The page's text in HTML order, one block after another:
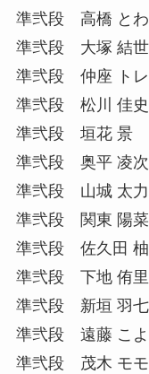
準弐段 高橋 と
準弐段 大塚 結
準弐段 仲座 ト
準弐段 松川 佳
準弐段 垣花
準弐段 奥平 凌
準弐段 山城 太
準弐段 関東 陽
準弐段 佐久田
準弐段 下地
準弐段 新垣
準弐段 遠藤 こ
準弐段 茂木 モ